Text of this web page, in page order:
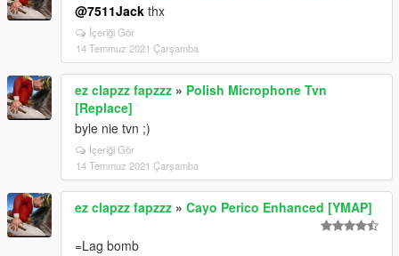
@7511Jack thx
İçeriği Gör
14 Temmuz 2021 Çarşamba
ez clapzz fapzzz » Polish Microphone Tvn
[Replace]
byle nie tvn ;)
İçeriği Gör
14 Temmuz 2021 Çarşamba
ez clapzz fapzzz » Cayo Perico Enhanced [YMAP]
=Lag bomb